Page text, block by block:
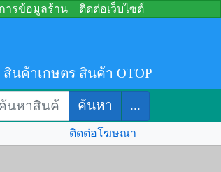
ารข้อมูลร้าน ติดต่อเว็บไซต์
นค้าเกษตร สินค้า OTOP
ค้นหา ...
ติดต่อโฆษณา